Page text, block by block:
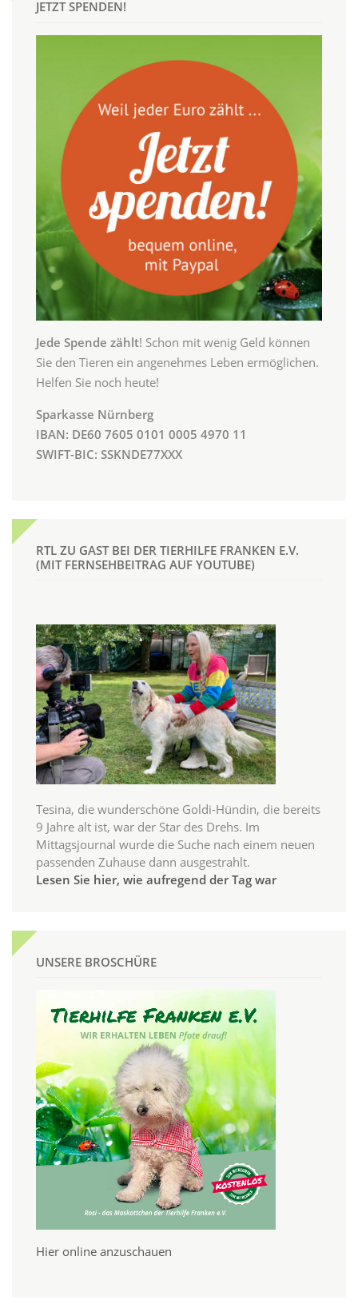
JETZT SPENDEN!
Jede Spende zählt! Schon mit wenig Geld können
Sie den Tieren ein angenehmes Leben ermöglichen.
Helfen Sie noch heute!
Sparkasse Nürnberg
IBAN: DE60 7605 0101 0005 4970 11
SWIFT-BIC: SSKNDE77XXX
RTL ZU GAST BEI DER TIERHILFE FRANKEN E.V.
(MIT FERNSEHBEITRAG AUF YOUTUBE)
Tesina, die wunderschöne Goldi-Hündin, die bereits
9 Jahre alt ist, war der Star des Drehs. Im
Mittagsjournal wurde die Suche nach einem neuen
passenden Zuhause dann ausgestrahlt.
Lesen Sie hier, wie aufregend der Tag war
UNSERE BROSCHÜRE
Hier online anzuschauen